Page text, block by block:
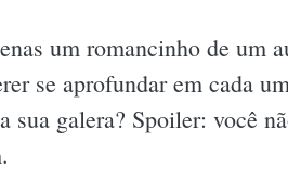
um romancinho de um
se aprofundar em cada
sua galera? Spoiler: você